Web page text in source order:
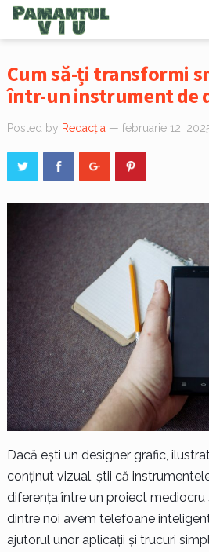
Cum să-ți transformi
într-un instrument de
Posted by Redacția — februarie 12,
Dacă ești un designer grafic,
conținut vizual, știi că
diferența între un proiect mediocru
dintre noi avem telefoane
ajutorul unor aplicații și trucuri